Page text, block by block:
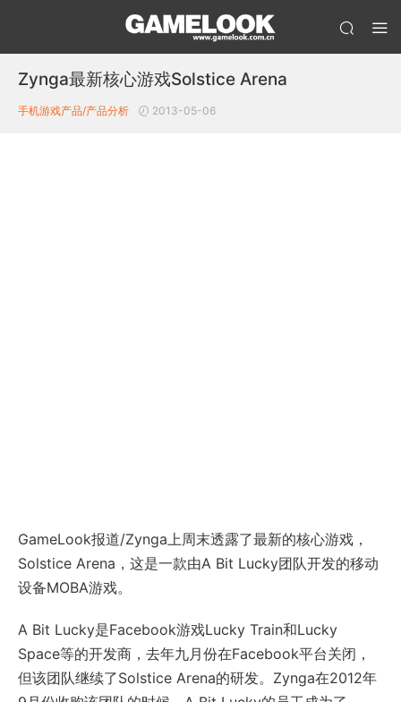
Zynga最新核心游戏Solstice Arena
手机游戏产品/产品分析 2013-05-06
GameLook报道/Zynga上周末透露了最新的核心游戏，
Solstice Arena，这是一款由A Bit Lucky团队开发的移动
设备MOBA游戏。
A Bit Lucky是Facebook游戏Lucky Train和Lucky
Space等的开发商，去年九月份在Facebook平台关闭，
但该团队继续了Solstice Arena的研发。Zynga在2012年